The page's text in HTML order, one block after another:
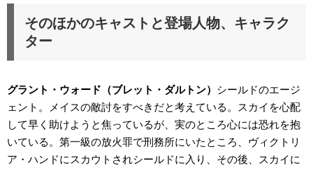
そのほかのキャストと登場人物、キャラク
ター
グラント・ウォード（ブレット・ダルトン） シールドのエージ
ェント。メイスの敵討をすべきだと考えている。スカイを心配
して早く助けようと焦っているが、実のところ心には恐れを抱
いている。第一級の放火罪で刑務所にいたところ、ヴィクトリ
ア・ハンドにスカウトされシールドに入り、その後、スカイに